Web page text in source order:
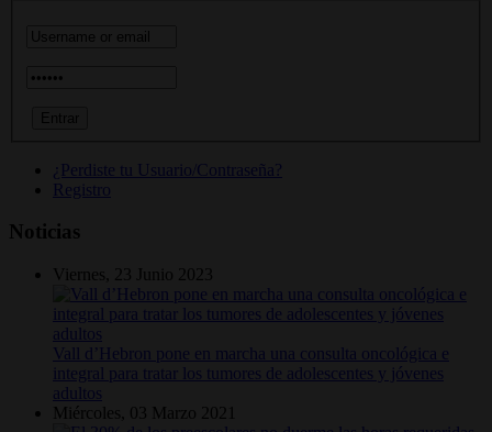
¿Perdiste tu Usuario/Contraseña?
Registro
Noticias
Viernes, 23 Junio 2023
Vall d’Hebron pone en marcha una consulta oncológica e
integral para tratar los tumores de adolescentes y jóvenes
adultos
Miércoles, 03 Marzo 2021